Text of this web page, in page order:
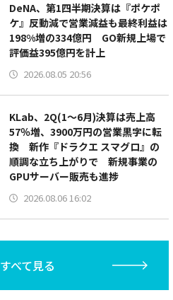
DeNA、第1四半期決算は『ポケポ
ケ』反動減で営業減益も最終利益は
198%増の334億円 GO新規上場で
評価益395億円を計上
2026.08.05 20:56
KLab、2Q(1～6月)決算は売上高
57％増、3900万円の営業黒字に転
換 新作『ドラクエ スマグロ』の
順調な立ち上がりで 新規事業の
GPUサーバー販売も進捗
2026.08.06 16:02
すべて見る